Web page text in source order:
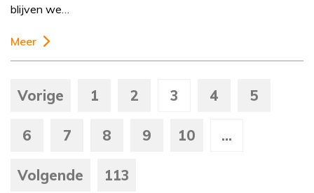
blijven we…
Meer
Vorige 1 2 3 4 5
6 7 8 9 10 ...
Volgende 113